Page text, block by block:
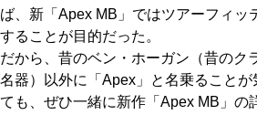
ば、新「Apex MB」ではツアーフィッ
することが目的だった。
だから、昔のベン・ホーガン（昔のク
名器）以外に「Apex」と名乗ることが
ても、ぜひ一緒に新作「Apex MB」の
WEDGES ウェッジ
PUTTERS パター
OTHER その他